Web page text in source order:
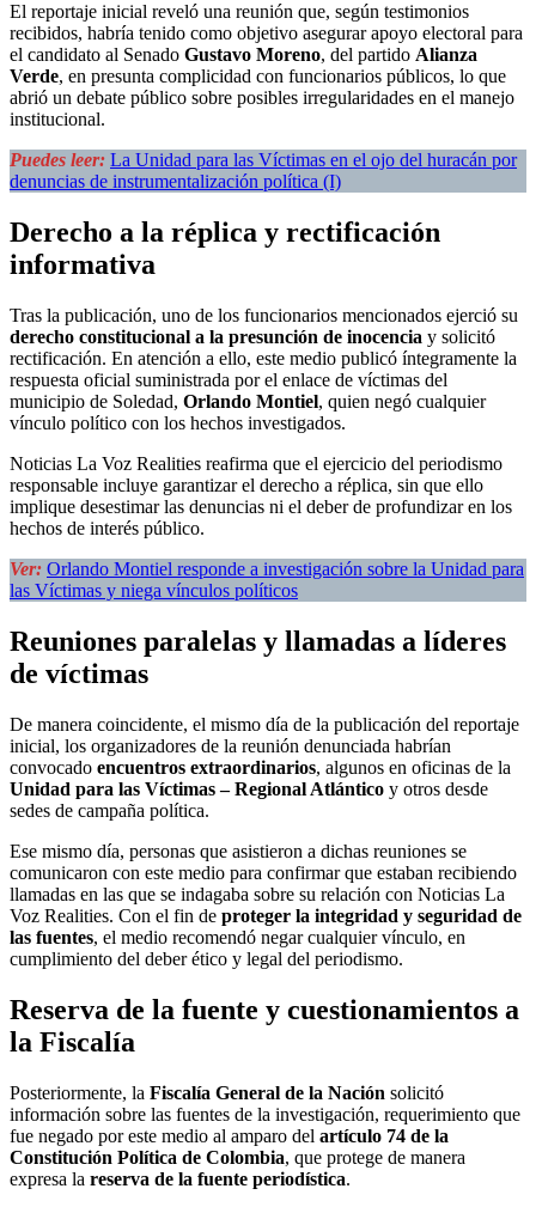
El reportaje inicial reveló una reunión que, según testimonios
recibidos, habría tenido como objetivo asegurar apoyo electoral para
el candidato al Senado Gustavo Moreno, del partido Alianza
Verde, en presunta complicidad con funcionarios públicos, lo que
abrió un debate público sobre posibles irregularidades en el manejo
institucional.
Puedes leer: La Unidad para las Víctimas en el ojo del huracán por
denuncias de instrumentalización política (I)
Derecho a la réplica y rectificación
informativa
Tras la publicación, uno de los funcionarios mencionados ejerció su
derecho constitucional a la presunción de inocencia y solicitó
rectificación. En atención a ello, este medio publicó íntegramente la
respuesta oficial suministrada por el enlace de víctimas del
municipio de Soledad, Orlando Montiel, quien negó cualquier
vínculo político con los hechos investigados.
Noticias La Voz Realities reafirma que el ejercicio del periodismo
responsable incluye garantizar el derecho a réplica, sin que ello
implique desestimar las denuncias ni el deber de profundizar en los
hechos de interés público.
Ver: Orlando Montiel responde a investigación sobre la Unidad para
las Víctimas y niega vínculos políticos
Reuniones paralelas y llamadas a líderes
de víctimas
De manera coincidente, el mismo día de la publicación del reportaje
inicial, los organizadores de la reunión denunciada habrían
convocado encuentros extraordinarios, algunos en oficinas de la
Unidad para las Víctimas – Regional Atlántico y otros desde
sedes de campaña política.
Ese mismo día, personas que asistieron a dichas reuniones se
comunicaron con este medio para confirmar que estaban recibiendo
llamadas en las que se indagaba sobre su relación con Noticias La
Voz Realities. Con el fin de proteger la integridad y seguridad de
las fuentes, el medio recomendó negar cualquier vínculo, en
cumplimiento del deber ético y legal del periodismo.
Reserva de la fuente y cuestionamientos a
la Fiscalía
Posteriormente, la Fiscalía General de la Nación solicitó
información sobre las fuentes de la investigación, requerimiento que
fue negado por este medio al amparo del artículo 74 de la
Constitución Política de Colombia, que protege de manera
expresa la reserva de la fuente periodística.